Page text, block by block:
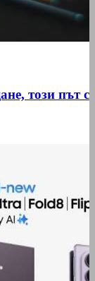
този път с